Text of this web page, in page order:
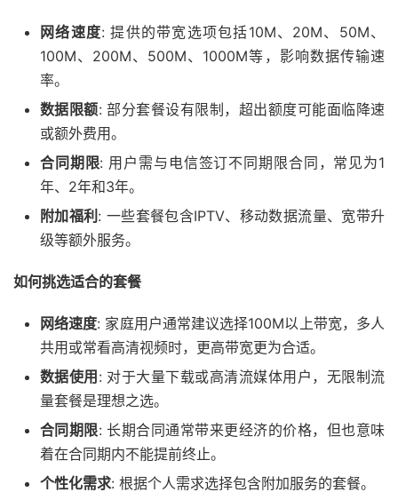
网络速度: 提供的带宽选项包括10M、20M、50M、
100M、200M、500M、1000M等，影响数据传输速
率。
数据限额: 部分套餐设有限制，超出额度可能面临降速
或额外费用。
合同期限: 用户需与电信签订不同期限合同，常见为1
年、2年和3年。
附加福利 : 一些套餐包含IPTV、移动数据流量、宽带升
级等额外服务。
如何挑选适合的套餐
网络速度: 家庭用户通常建议选择100M以上带宽，多人
共用或常看高清视频时，更高带宽更为合适。
数据使用 : 对于大量下载或高清流媒体用户，无限制流
量套餐是理想之选。
合同期限: 长期合同通常带来更经济的价格，但也意味
着在合同期内不能提前终止。
个性化需求: 根据个人需求选择包含附加服务的套餐。